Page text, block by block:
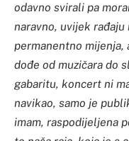
odavno svirali pa
naravno, uvijek
permanentno mijenja,
dođe od muzičara do
gabaritu, koncert ni
navikao, samo je
imam, raspodijeljena